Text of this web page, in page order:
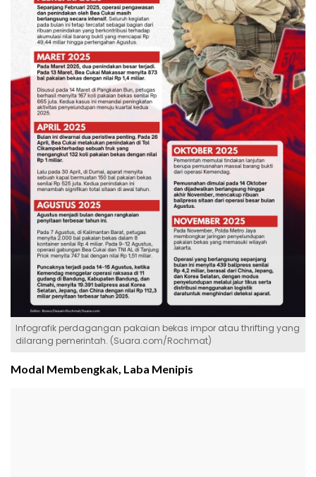
Infografik perdagangan pakaian bekas impor atau thrifting yang
dilarang pemerintah. (Suara.com/Rochmat)
Modal Membengkak, Laba Menipis